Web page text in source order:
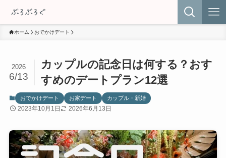
ホーム おでかけデート
カップルの記念日は何する？おす
すめのデートプラン12選
2026
6/13
おでかけデート お家デート カップル・新婚
2023年10月1日 2026年6月13日